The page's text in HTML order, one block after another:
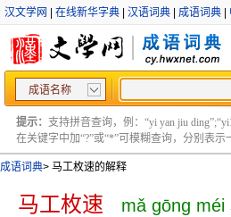
汉文学网 在线新华字典 汉语词典 成语词典
成语名称
提示： 支持拼音查询，例：“yi yan jiu
在关键字中加“?”或“*”可模糊查询，分别表示
成语词典> 马工枚速的解释
马工枚速 mǎ gōng méi